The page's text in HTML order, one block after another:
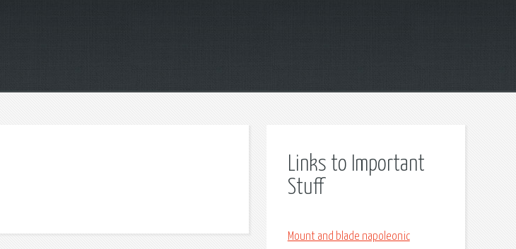
Links to Important
Stuff
Mount and blade napoleonic